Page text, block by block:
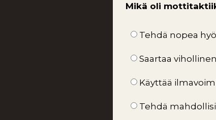
Mikä oli
Tehdä nopea
Saartaa
Käyttää
Tehdä